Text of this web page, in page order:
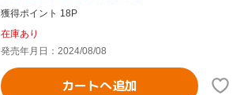
獲得ポイント 18P
在庫あり
発売年月日：2024/08/08
カートへ追加